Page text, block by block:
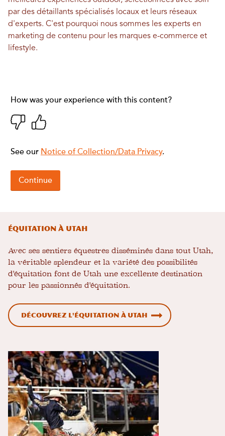
par des détaillants spécialisés locaux et leurs réseaux
d'experts. C'est pourquoi nous sommes les experts en
marketing de contenu pour les marques e-commerce et
lifestyle.
Équitation à Utah
Avec ses sentiers équestres disséminés dans tout Utah,
la véritable splendeur et la variété des possibilités
d'équitation font de Utah une excellente destination
pour les passionnés d'équitation.
Découvrez l'équitation à Utah